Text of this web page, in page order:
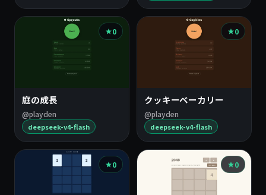
0
庭の成長
@playden
deepseek-v4-flash
0
クッキーベーカリー
@playden
deepseek-v4-flash
0 0